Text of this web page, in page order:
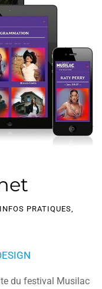
PRATIQUES,
du festival Musilac